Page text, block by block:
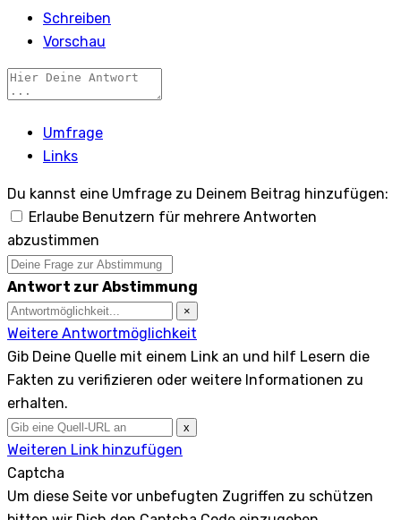
Schreiben
Vorschau
Umfrage
Links
Du kannst eine Umfrage zu Deinem Beitrag hinzufügen:
Erlaube Benutzern für mehrere Antworten
abzustimmen
Antwort zur Abstimmung
×
Weitere Antwortmöglichkeit
Gib Deine Quelle mit einem Link an und hilf Lesern die
Fakten zu verifizieren oder weitere Informationen zu
erhalten.
x
Weiteren Link hinzufügen
Captcha
Um diese Seite vor unbefugten Zugriffen zu schützen